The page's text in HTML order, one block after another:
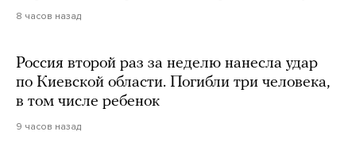
8 часов назад
Россия второй раз за неделю нанесла удар
по Киевской области. Погибли три человека,
в том числе ребенок
9 часов назад